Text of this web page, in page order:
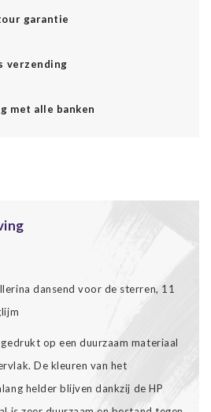
garantie
verzending
met alle banken
dansend voor de sterren, 11
op een duurzaam materiaal
De kleuren van het
helder blijven dankzij de HP